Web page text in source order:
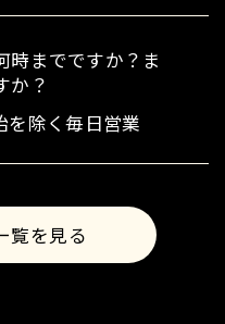
時までですか？ま
か？
を除く毎日営業
覧を見る